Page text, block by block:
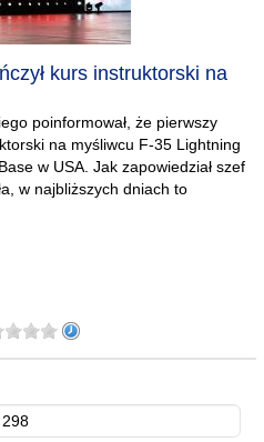
kurs instruktorski na
poinformował, że pierwszy
na myśliwcu F-35 Lightning
w USA. Jak zapowiedział szef
w najbliższych dniach to
298